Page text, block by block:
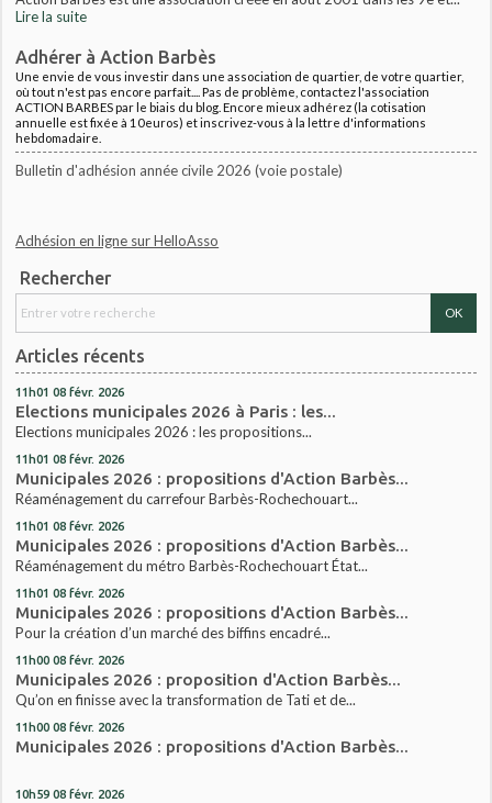
Lire la suite
Adhérer à Action Barbès
Une envie de vous investir dans une association de quartier, de votre quartier,
où tout n'est pas encore parfait.... Pas de problème, contactez l'association
ACTION BARBES par le biais du blog. Encore mieux adhérez (la cotisation
annuelle est fixée à 10euros) et inscrivez-vous à la lettre d'informations
hebdomadaire.
Bulletin d'adhésion année civile 2026 (voie postale)
Adhésion en ligne sur HelloAsso
Rechercher
Articles récents
11h01 08 févr. 2026
Elections municipales 2026 à Paris : les...
Elections municipales 2026 : les propositions...
11h01 08 févr. 2026
Municipales 2026 : propositions d'Action Barbès...
Réaménagement du carrefour Barbès-Rochechouart...
11h01 08 févr. 2026
Municipales 2026 : propositions d'Action Barbès...
Réaménagement du métro Barbès-Rochechouart État...
11h01 08 févr. 2026
Municipales 2026 : propositions d'Action Barbès...
Pour la création d’un marché des biffins encadré...
11h00 08 févr. 2026
Municipales 2026 : proposition d'Action Barbès...
Qu’on en finisse avec la transformation de Tati et de...
11h00 08 févr. 2026
Municipales 2026 : propositions d'Action Barbès...
10h59 08 févr. 2026